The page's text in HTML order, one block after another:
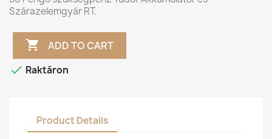
Szárazelemgyár RT.
 ADD TO CART
 Raktáron
Product Details